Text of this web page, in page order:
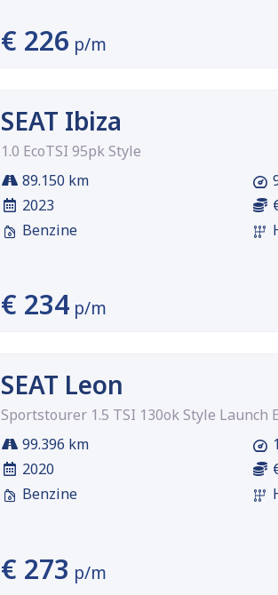
€ 226 p/m
SEAT Ibiza
1.0 EcoTSI 95pk Style
89.150 km
2023
Benzine
€ 234 p/m
SEAT Leon
Sportstourer 1.5 TSI 130ok Style Launch
99.396 km
2020
Benzine
€ 273 p/m